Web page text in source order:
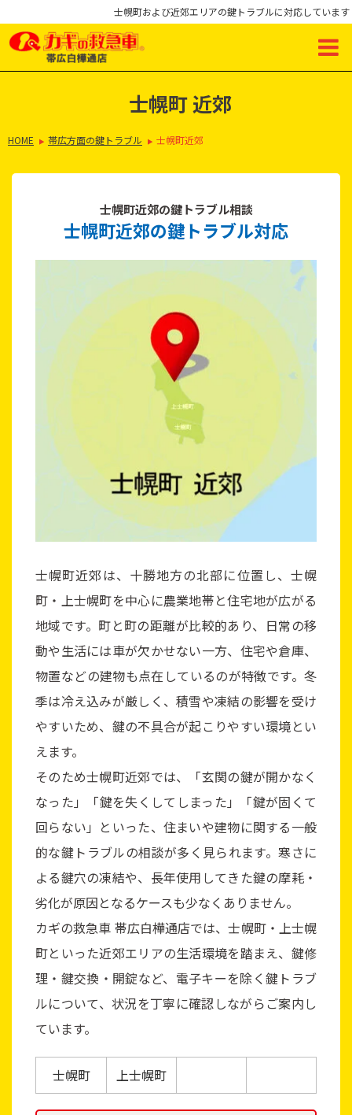
士幌町および近郊エリアの鍵トラブルに対応しています
士幌町 近郊
HOME 帯広方面の鍵トラブル 士幌町近郊
士幌町近郊の鍵トラブル相談
士幌町近郊の鍵トラブル対応
士幌町近郊は、十勝地方の北部に位置し、士幌
町・上士幌町を中心に農業地帯と住宅地が広がる
地域です。町と町の距離が比較的あり、日常の移
動や生活には車が欠かせない一方、住宅や倉庫、
物置などの建物も点在しているのが特徴です。冬
季は冷え込みが厳しく、積雪や凍結の影響を受け
やすいため、鍵の不具合が起こりやすい環境とい
えます。
そのため士幌町近郊では、「玄関の鍵が開かなく
なった」「鍵を失くしてしまった」「鍵が固くて
回らない」といった、住まいや建物に関する一般
的な鍵トラブルの相談が多く見られます。寒さに
よる鍵穴の凍結や、長年使用してきた鍵の摩耗・
劣化が原因となるケースも少なくありません。
カギの救急車 帯広白樺通店では、士幌町・上士幌
町といった近郊エリアの生活環境を踏まえ、鍵修
理・鍵交換・開錠など、電子キーを除く鍵トラブ
ルについて、状況を丁寧に確認しながらご案内し
ています。
士幌町 上士幌町